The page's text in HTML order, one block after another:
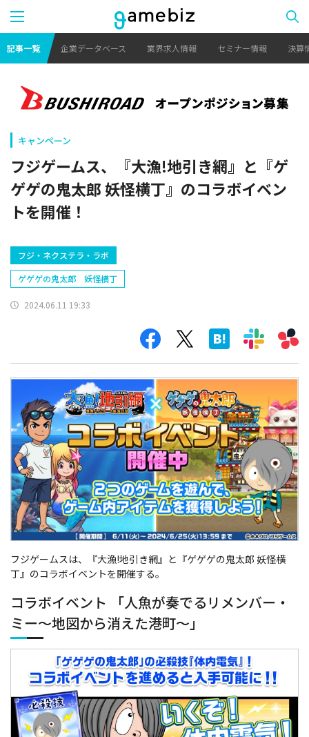
記事一覧 企業データベース 業界求人情報 セミナー情報 決算
キャンペーン
フジゲームス、『大漁!地引き網』と『ゲ
ゲゲの鬼太郎 妖怪横丁』のコラボイベン
トを開催！
フジ・ネクステラ・ラボ
ゲゲゲの鬼太郎 妖怪横丁
2024.06.11 19:33
フジゲームスは、『大漁!地引き網』と『ゲゲゲの鬼太郎 妖怪横
丁』のコラボイベントを開催する。
コラボイベント 「人魚が奏でるリメンバー・
ミー～地図から消えた港町～」